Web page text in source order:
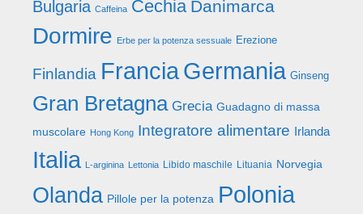
Bulgaria Caffeina Cechia Danimarca
Dormire Erbe per la potenza sessuale Erezione
Finlandia FranciaGermania Ginseng
Gran Bretagna Grecia Guadagno di massa
muscolare Hong Kong Integratore alimentare Irlanda
Italia L-arginina Lettonia Libido maschile Lituania Norvegia
Olanda Pillole per la potenza Polonia